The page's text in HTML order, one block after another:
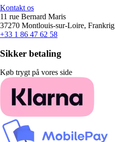
Kontakt os
11 rue Bernard Maris
37270 Montlouis-sur-Loire, Frankrig
+33 1 86 47 62 58
Sikker betaling
Køb trygt på vores side